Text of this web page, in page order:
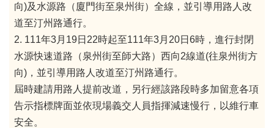
向)及水源路（廈門街至泉州街）全線，並引導用路人改
道至汀州路通行。
2. 111年3月19日22時起至111年3月20日6時，進行封閉
水源快速道路（泉州街至師大路）西向2線道(往泉州街方
向)，並引導用路人改道至汀州路通行。
屆時建請用路人提前改道，另行經該路段時多加留意各項
告示指標牌面並依現場義交人員指揮減速慢行，以維行車
安全。